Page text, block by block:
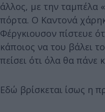
άλλος, με την ταμπέλα
πόρτα. Ο Καντονά
Φέργκιουσον πίστευε
κάποιος να του βάλει
πείσει ότι όλα θα πάνε
Εδώ βρίσκεται ίσως η